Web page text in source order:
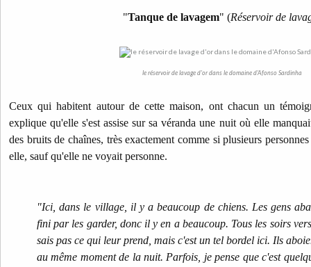
"Tanque de lavagem" (Réservoir de
le réservoir de lavage d'or dans le domaine d'Afonso Sardinha
Ceux qui habitent autour de cette maison, ont chacun un
explique qu'elle s'est assise sur sa véranda une nuit où elle
des bruits de chaînes, très exactement comme si plusieurs
elle, sauf qu'elle ne voyait personne.
"Ici, dans le village, il y a beaucoup de chiens. Les gens
fini par les garder, donc il y en a beaucoup. Tous les soirs
sais pas ce qui leur prend, mais c'est un tel bordel ici. Ils
au même moment de la nuit. Parfois, je pense que c'est